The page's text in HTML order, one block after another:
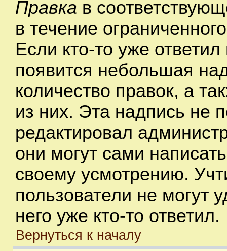
Правка в
в течение
Если кто-то уже
появится небольшая
количество правок, а
из них. Эта надпись не
редактировал
они могут сами
своему усмотрению.
пользователи не могут
него уже кто-то ответил.
Вернуться к началу